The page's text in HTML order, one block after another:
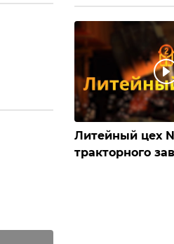
Литейный цех
тракторного